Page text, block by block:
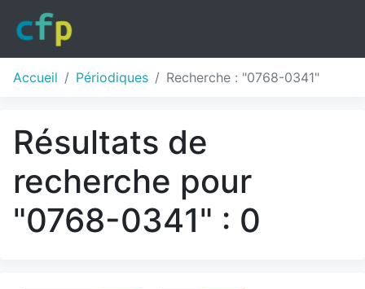
Accueil Périodiques Recherche : "0768-0341"
Résultats de
recherche pour
"0768-0341" : 0